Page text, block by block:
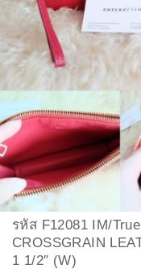
รหัส F12081 IM/
CROSSGRAIN
1 1/2″ (W)